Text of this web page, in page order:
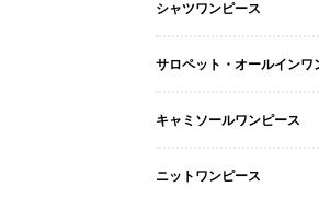
シャツワンピース
サロペット・オールインワ
キャミソールワンピース
ニットワンピース